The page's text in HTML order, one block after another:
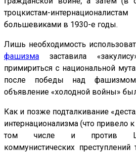
троцкистам-
большевиками в 1930-е годы.
Лишь необходимость
фашизма заставила
примириться с национальной
после победы над
объявление «холодной войны»
Как и позже подталкивание
интернационализма (что привело
том числе и против
коммунистических